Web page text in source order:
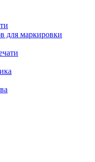
для маркировки